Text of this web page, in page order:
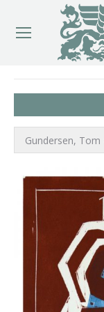
Gundersen, Tom